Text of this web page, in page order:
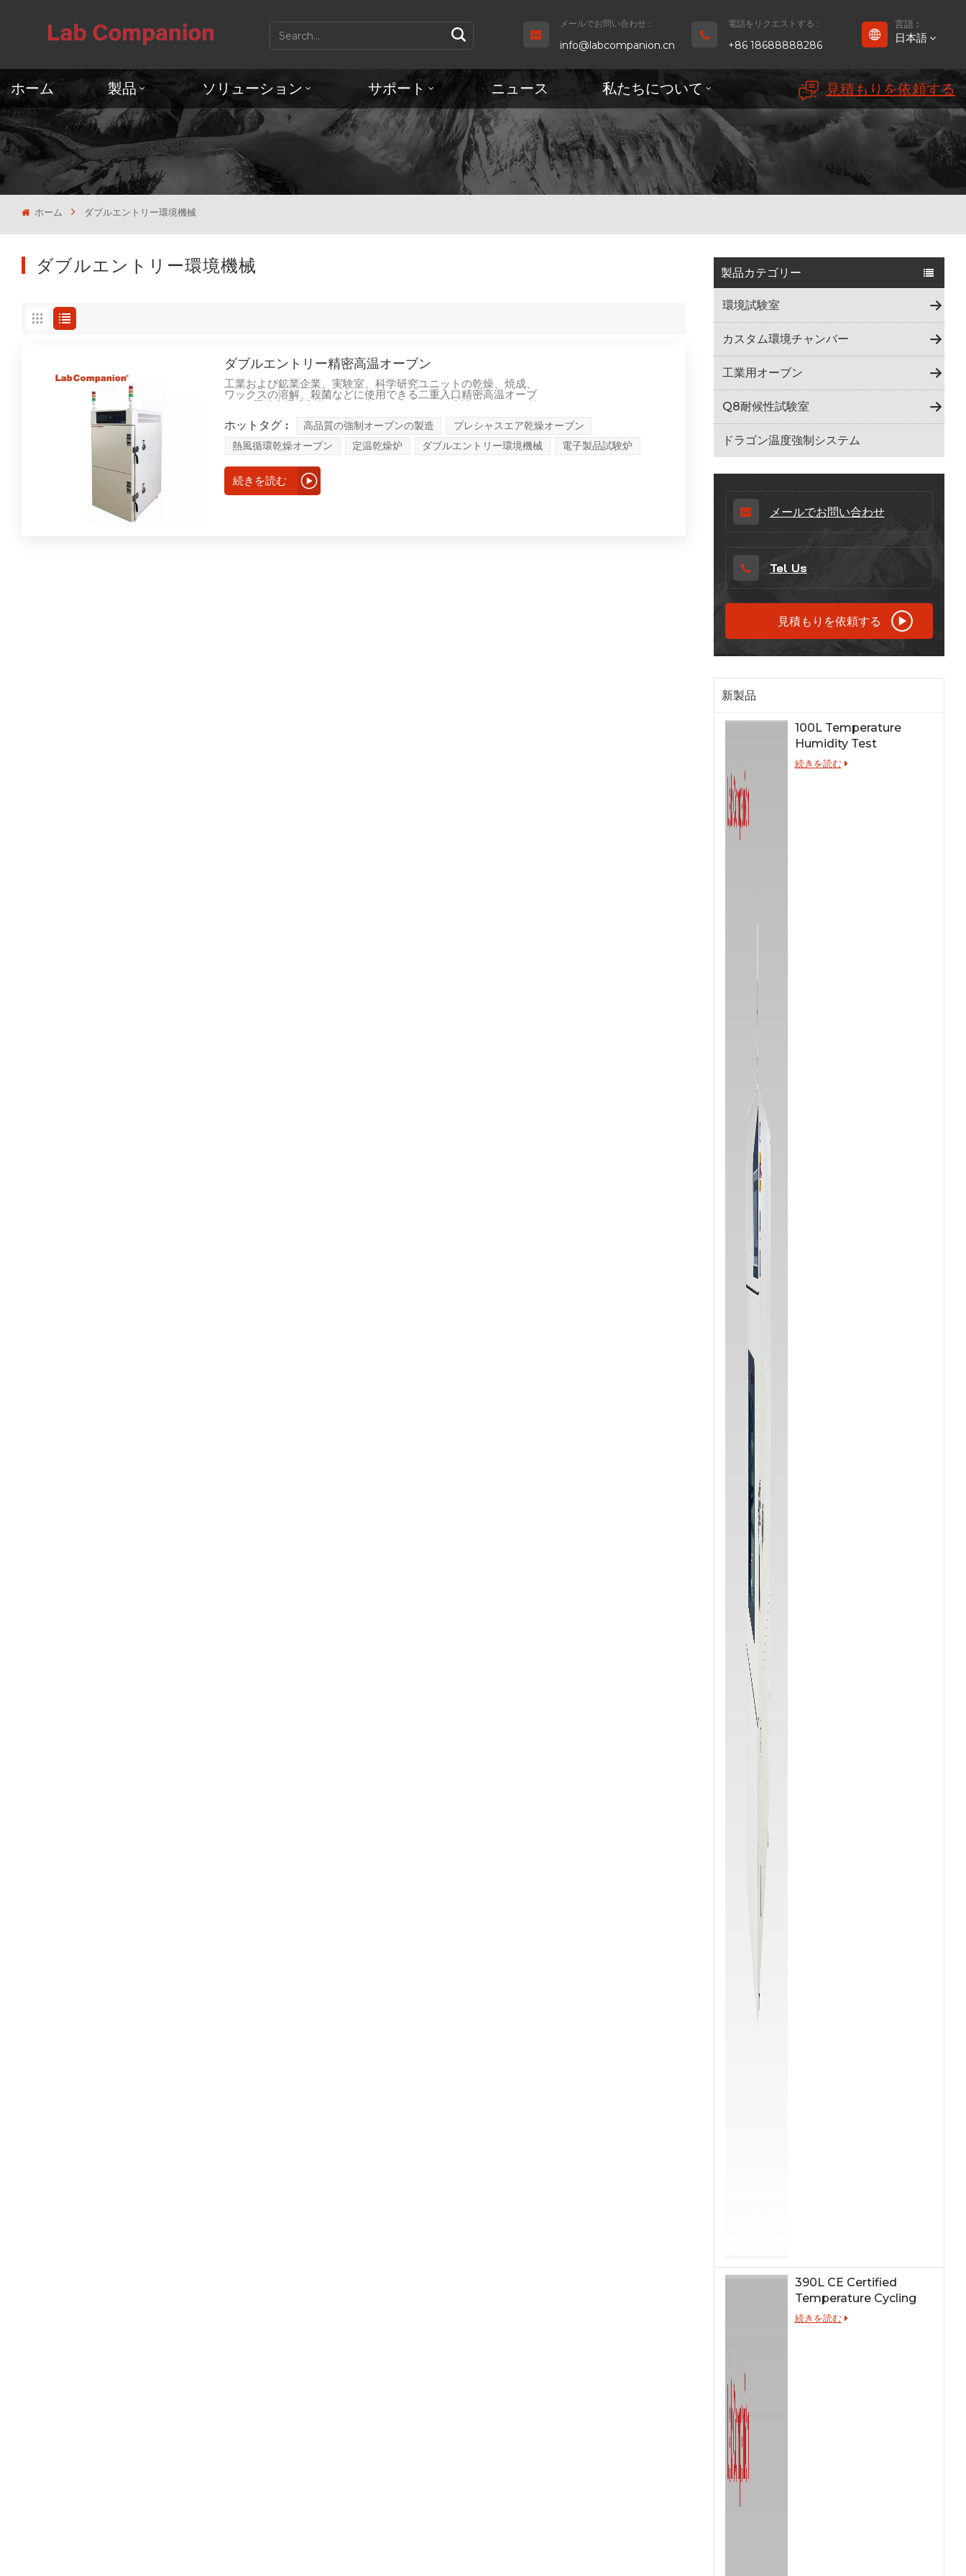
メールでお問い合わせ :
info@labcompanion.cn
電話をリクエストする :
+86 18688888286
言語 :
日本語
Español
日本語
Tiếng Việt
中文
ホーム 製品 ソリューション サポート ニュース 私たちについて 見積もりを依頼する
ホーム ダブルエントリー環境機械
製品カテゴリー
環境試験室
カスタム環境チャンバー
工業用オーブン
Q8耐候性試験室
ドラゴン温度強制システム
メールでお問い合わせ
Tel Us
見積もりを依頼する
新製品
100L Temperature
Humidity Test
Chamber for Lab
続きを読む
390L CE Certified
Temperature Cycling
Test Chamber
続きを読む
ダブルエントリー環境機械
ダブルエントリー精密高温オーブン
工業および鉱業企業、実験室、科学研究ユニットの乾燥、焼成、
ワックスの溶解、殺菌などに使用できる二重入口精密高温オーブ
ン。2層独立温度制御テストボックスは、2つの制御システムを使
サンプル間の比較を容易にします。この装置は、スペースとコス
トを節約するという特徴もあります。この装置は、電子製品と材
料、バッテリー、プラスチック製品、金属材料、自動車部品、航
ホットタグ : 高品質の強制オーブンの製造
プレシャスエア乾燥オーブン
熱風循環乾燥オーブン
定温乾燥炉 ダブルエントリー環境機械 電子製品試験炉
続きを読む